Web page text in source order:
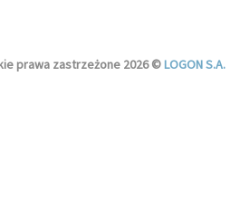
prawa zastrzeżone 2026 ©LOGON S.A.